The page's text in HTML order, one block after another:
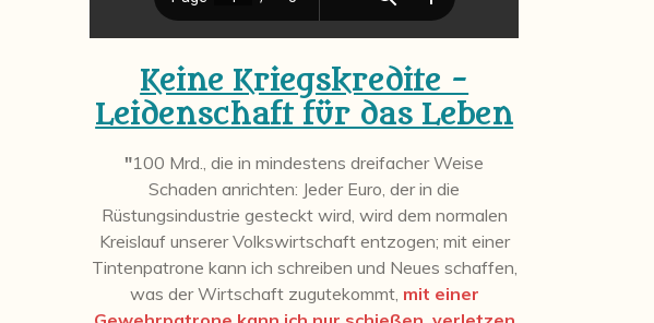
Keine Kriegskredite -
Leidenschaft für das Leben
"100 Mrd., die in mindestens dreifacher Weise
Schaden anrichten: Jeder Euro, der in die
Rüstungsindustrie gesteckt wird, wird dem normalen
Kreislauf unserer Volkswirtschaft entzogen; mit einer
Tintenpatrone kann ich schreiben und Neues schaffen,
was der Wirtschaft zugutekommt, mit einer